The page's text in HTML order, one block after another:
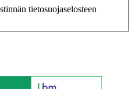
tietosuojaselosteen